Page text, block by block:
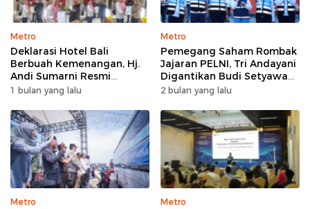
Metro
Deklarasi Hotel Bali
Berbuah Kemenangan, Hj.
Andi Sumarni Resmi
Nahkodai DPW FK PKBM
1 bulan yang lalu
Metro
Pemegang Saham Rombak
Jajaran PELNI, Tri Andayani
Digantikan Budi Setyawan
Wijaya sebagai Dirut
2 bulan yang lalu
Metro Metro